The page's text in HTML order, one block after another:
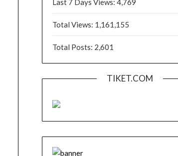
Last 7 Days Views: 4,769
Total Views: 1,161,155
Total Posts: 2,601
TIKET.COM